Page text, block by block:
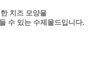
치즈 모양을
수 있는 수제몰드입니다.